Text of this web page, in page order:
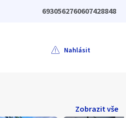
6930562760607428848
Nahlásit
Zobrazit vše